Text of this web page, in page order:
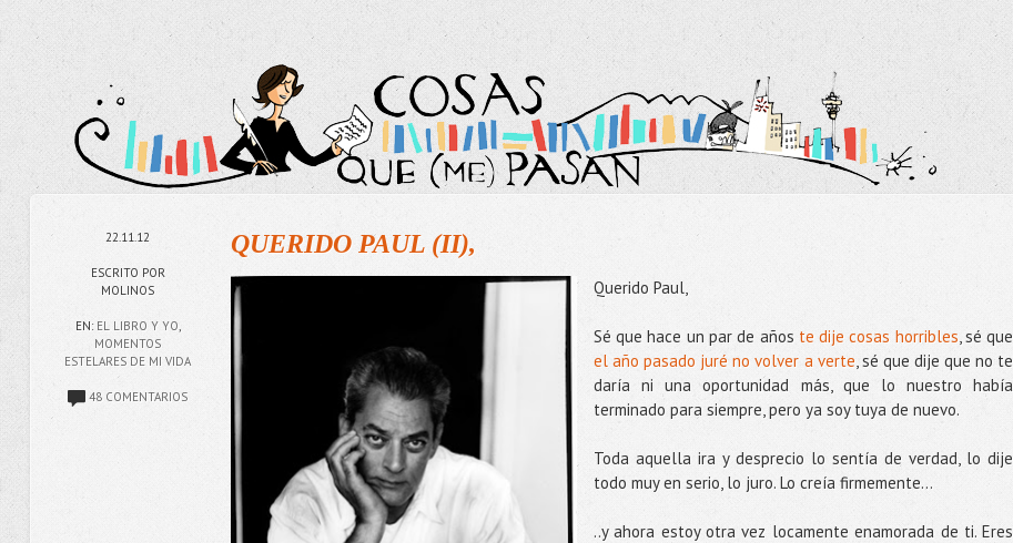
22.11.12
ESCRITO POR
MOLINOS
EN: EL LIBRO Y YO,
MOMENTOS
ESTELARES DE MI VIDA
48 COMENTARIOS
QUERIDO PAUL (II),
Querido Paul,
Sé que hace un par de años te dije cosas horribles, sé que
el año pasado juré no volver a verte, sé que dije que no te
daría ni una oportunidad más, que lo nuestro había
terminado para siempre, pero ya soy tuya de nuevo.
Toda aquella ira y desprecio lo sentía de verdad, lo dije
todo muy en serio, lo juro. Lo creía firmemente…
..y ahora estoy otra vez locamente enamorada de ti. Eres